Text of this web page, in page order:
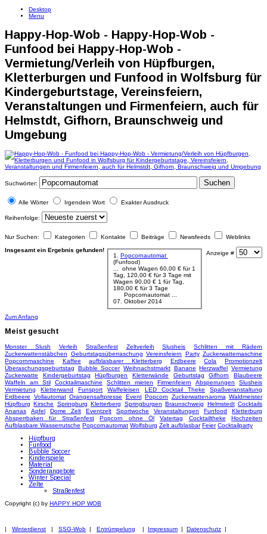
Desktop
Menu
Happy-Hop-Wob - Happy-Hop-Wob -
Funfood bei Happy-Hop-Wob -
Vermietung/Verleih von Hüpfburgen,
Kletterburgen und Funfood in Wolfsburg für
Kindergeburtstage, Vereinsfeiern,
Veranstaltungen und Firmenfeiern, auch für
Helmstdt, Gifhorn, Braunschweig und
Umgebung
Suchwörter: Suchen
Alle Wörter Irgendein Wort Exakter Ausdruck
Reihenfolge:
Nur Suchen: Kategorien Kontakte Beiträge Newsfeeds Weblinks
Insgesamt ein Ergebnis gefunden! Anzeige #
1. Popcornautomat
(Funfood)
Tag, 120,00 € für 3 Tage mit
Wagen 90,00 € 1 für Tag,
180,00 € für 3 Tage
Popcornautomat...
07. Oktober 2014
Zum Anfang
Meist gesucht
Monster Slush Verleih Straßenfest Zeltverleih Slusheis
Schlitten mit Rädern
Zuckerwattenstäbchen
Geburtstagsüberraschung Vereinsfeiern Party Zuckerwattemaschine
Popcornmaschine
Kaffee aufblasbarer Kletterberg Erdbeere Cola
Promotionzelt
Überaschungsgeburtstag
Bubble Soccer Weihnachstmarkt Banane Herzwaffel Vermietung
Zuckerwatte
Kindergeburtstag Hüpfburgen Kletterwände Geburtstag Gifhorn
Blaubeere
Waffeln am Stil
Cocktailmaschine Schlitten mieten Firmenfeiern Absperrungen
Slusheis
Vermietung
Kletterwand Funsport Waffeleisen LED Cocktail Theke
Spaßveranstaltung
Erdbeere
Vollautomat Orangensaftpresse Event Popcorn Zuckerwattenaroma Waldmeister
Hüpfburg Kirsche Springburg Kletterberg Springburgen Braunschweig Helmstedt Cocktails
Ananas
Apfel Dome Zelt Eventzelt Sportwoche Veranstaltungen Funfood
Kletterburg
Absperrbaken für Straßenfest
Popcorn ohne Öl Vatertag Cocktailtheke
Hochzeiten
Aufblasbare Wasserrutsche Popcornautomat Wolfsburg Zelt aufblasbar Feier Cocktailparty
Hüpfburg
Funfood
Bubble Soccer
Kinderspiele
Material
Sonderangebote
Winter Special
Zelte
Straßenfest
Copyright (c) by HAPPY HOP WOB
| Winterdienst | SSG-Wob | Entrümpelung | Impressum | Datenschutz |